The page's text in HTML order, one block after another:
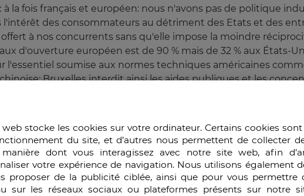
la fois français et européen: nous n'avons pas de politique
des consommateurs au détriment des Etats et des
à nos concurrents sans qu'elle impose la moindre
d'ouverture européen est de 90 % mais de 32 % aux États-
l'essentiel soumise aux normes techniques américaines
Bruxelles interdit ainsi les aides publiques et les
dans la constitution de géants industriels.
plus aux français.
n'appartiennent plus aux français. 50 % des entreprises du
est détenu par des acteurs étrangers. L'absence de fonds
accélèrent le mouvement, alors que le niveau de l'impôt
web stocke les cookies sur votre ordinateur. Certains cookies sont
du site, et d’autres nous permettent de collecter
dont vous interagissez avec notre site web, afin
votre expérience de navigation. Nous utilisons également
proposer de la publicité ciblée, ainsi que pour vous permettre
sur les réseaux sociaux ou plateformes présents sur notre